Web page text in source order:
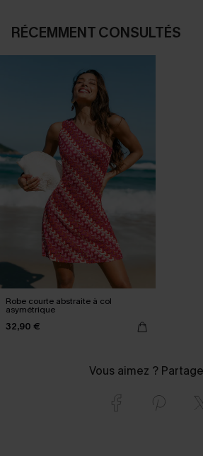
RÉCEMMENT CONSULTÉS
Robe courte abstraite à col
asymétrique
32,90 €
Vous aimez ?